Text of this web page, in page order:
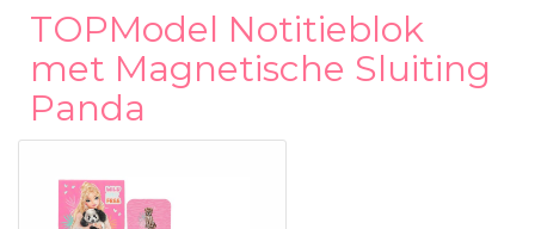
TOPModel Notitieblok
met Magnetische Sluiting
Panda